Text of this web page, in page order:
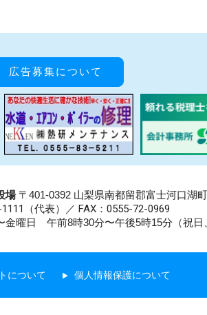
広告募集について
場〒401-0392 山梨県南都留郡富士河口湖
（代表）／ FAX：0555-72-0969
金曜日 午前8時30分〜午後5時15分（祝日
について 個人情報保護について